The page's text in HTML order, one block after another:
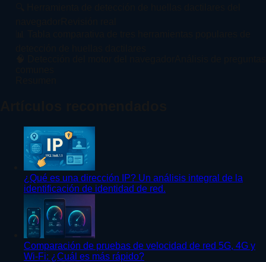
¿Qué es una dirección IP? Un análisis integral de la
identificación de identidad de red.
Comparación de pruebas de velocidad de red 5G, 4G y
Wi-Fi: ¿Cuál es más rápido?